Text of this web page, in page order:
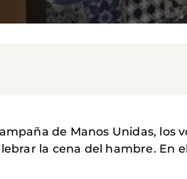
de Manos Unidas, los
la cena del hambre. En